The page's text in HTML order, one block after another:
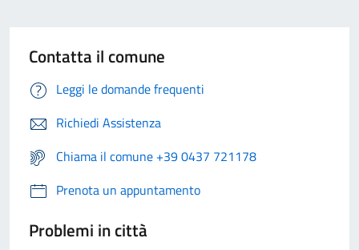
Contatta il comune
Leggi le domande frequenti
Richiedi Assistenza
Chiama il comune +39 0437 721178
Prenota un appuntamento
Problemi in città